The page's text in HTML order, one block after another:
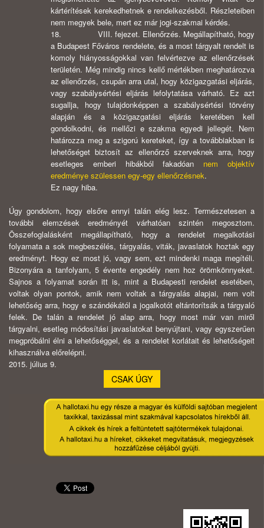
kártérítések kerekedhetnek e rendelkezésből. Részleteiben
nem megyek bele, mert ez már jogi-szakmai kérdés.
18. VIII. fejezet. Ellenőrzés. Megállapítható, hogy
a Budapest Főváros rendelete, és a most tárgyalt rendelt is
komoly hiányosságokkal van felvértezve az ellenőrzések
területén. Még mindig nincs kellő mértékben meghatározva
az ellenőrzés, csupán arra utal, hogy közigazgatási eljárás,
vagy szabálysértési eljárás lefolytatása várható. Ez azt
sugallja, hogy tulajdonképpen a szabálysértési törvény
alapján és a közigazgatási eljárás keretében kell
gondolkodni, és mellőzi e szakma egyedi jellegét. Nem
határozza meg a szigorú kereteket, így a továbbiakban is
lehetőséget biztosít az ellenőrző szerveknek arra, hogy
esetleges emberi hibákból fakadóan nem objektív
eredménye szülessen egy-egy ellenőrzésnek.
Ez nagy hiba.
Úgy gondolom, hogy elsőre ennyi talán elég lesz. Természetesen a
további elemzések eredményét várhatóan szintén megosztom.
Összefoglalásként megállapítható, hogy a rendelet megalkotási
folyamata a sok megbeszélés, tárgyalás, viták, javaslatok hoztak egy
eredményt. Hogy ez most jó, vagy sem, ezt mindenki maga megítéli.
Bizonyára a tanfolyam, 5 évente engedély nem hoz örömkönnyeket.
Sajnos a folyamat során itt is, mint a Budapesti rendelet esetében,
voltak olyan pontok, amik nem voltak a tárgyalás alapjai, nem volt
lehetőség arra, hogy e szándékától a jogalkotót eltántorítsák a tárgyaló
felek. De talán a rendelet jó alap arra, hogy most már van miről
tárgyalni, esetleg módosítási javaslatokat benyújtani, vagy egyszerűen
megpróbálni élni a lehetőséggel, és a rendelet korlátait és lehetőségeit
kihasználva előrelépni.
2015. július 9.
CSAK ÚGY